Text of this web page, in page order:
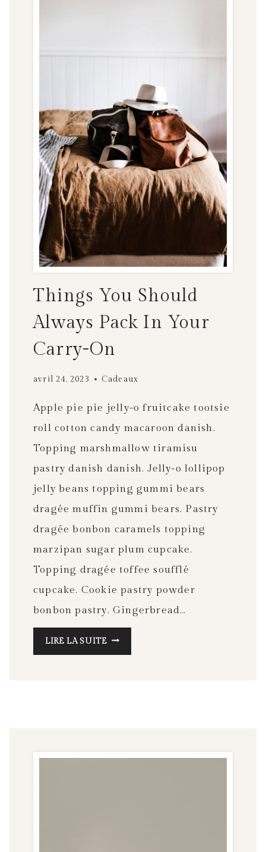
Things You Should
Always Pack In Your
Carry-On
avril 24, 2023 Cadeaux
Apple pie pie jelly-o fruitcake tootsie
roll cotton candy macaroon danish.
Topping marshmallow tiramisu
pastry danish danish. Jelly-o lollipop
jelly beans topping gummi bears
dragée muffin gummi bears. Pastry
dragée bonbon caramels topping
marzipan sugar plum cupcake.
Topping dragée toffee soufflé
cupcake. Cookie pastry powder
bonbon pastry. Gingerbread…
LIRE LA SUITE THINGS
YOU
CARRY-